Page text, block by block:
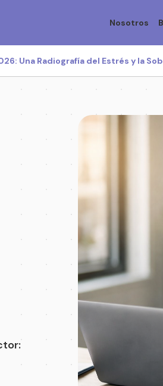
Nosotros
Una Radiografía del Estrés y la